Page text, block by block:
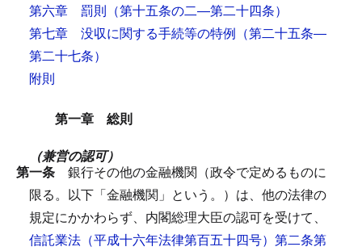
第六章 罰則 （第十五条の二―第二十四条）
第七章 没収に関する手続等の特例 （第二十五条―
第二十七条）
附則
第一章 総則
（兼営の認可）
第一条 銀行その他の金融機関（政令で定めるものに
限る。以下「金融機関」という。）は、他の法律の
規定にかかわらず、内閣総理大臣の認可を受けて、
信託業法（平成十六年法律第百五十四号）第二条第